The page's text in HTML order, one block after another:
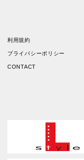
利用規約
プライバシーポリシー
CONTACT